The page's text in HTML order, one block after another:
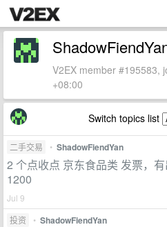
V2EX member #195583,
+08:00
Switch topics list
二手交易 • ShadowFiendYan
2 个点收点 京东食品类 发票，
1200
Jul 9
投资
• ShadowFiendYan